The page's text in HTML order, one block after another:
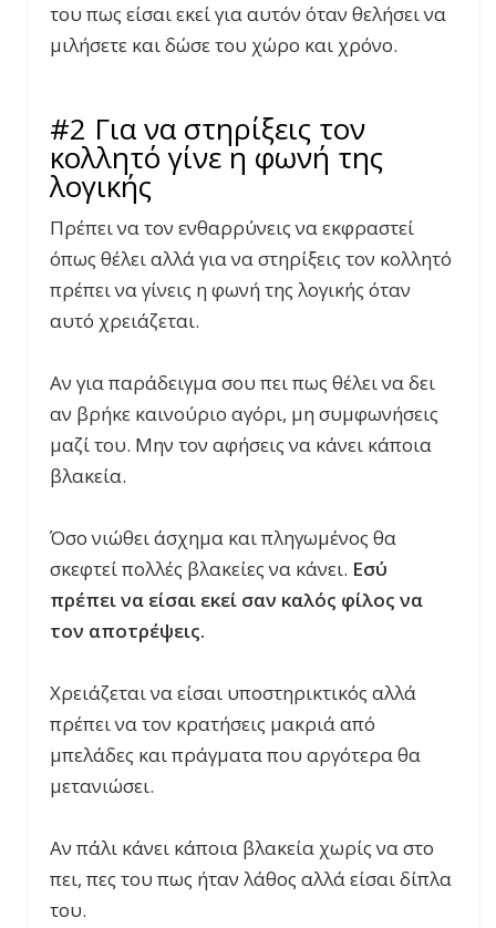
του πως είσαι εκεί για αυτόν όταν θελήσει να
μιλήσετε και δώσε του χώρο και χρόνο.
#2 Για να στηρίξεις τον
κολλητό γίνε η φωνή της
λογικής
Πρέπει να τον ενθαρρύνεις να εκφραστεί
όπως θέλει αλλά για να στηρίξεις τον κολλητό
πρέπει να γίνεις η φωνή της λογικής όταν
αυτό χρειάζεται.
Αν για παράδειγμα σου πει πως θέλει να δει
αν βρήκε καινούριο αγόρι, μη συμφωνήσεις
μαζί του. Μην τον αφήσεις να κάνει κάποια
βλακεία.
Όσο νιώθει άσχημα και πληγωμένος θα
σκεφτεί πολλές βλακείες να κάνει. Εσύ
πρέπει να είσαι εκεί σαν καλός φίλος να
τον αποτρέψεις.
Χρειάζεται να είσαι υποστηρικτικός αλλά
πρέπει να τον κρατήσεις μακριά από
μπελάδες και πράγματα που αργότερα θα
μετανιώσει.
Αν πάλι κάνει κάποια βλακεία χωρίς να στο
πει, πες του πως ήταν λάθος αλλά είσαι δίπλα
του.